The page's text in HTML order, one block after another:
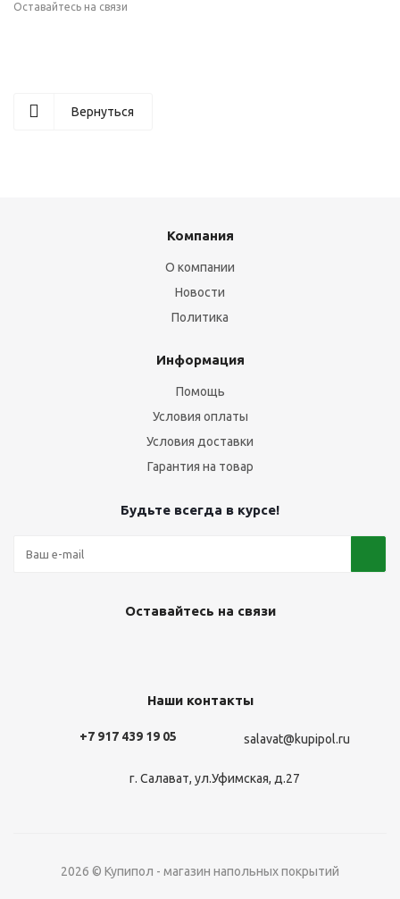
Оставайтесь на связи
Вернуться
Компания
О компании
Новости
Политика
Информация
Помощь
Условия оплаты
Условия доставки
Гарантия на товар
Будьте всегда в курсе!
Оставайтесь на связи
Наши контакты
+7 917 439 19 05 salavat@kupipol.ru
г. Салават, ул.Уфимская, д.27
2026 © Купипол - магазин напольных покрытий